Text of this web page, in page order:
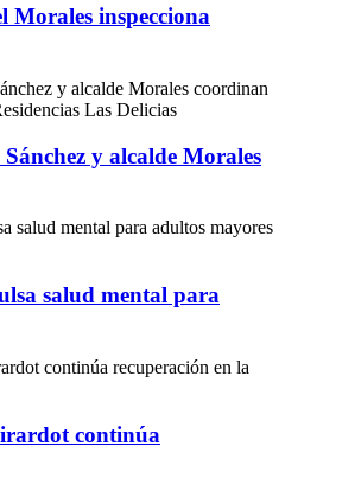
Morales inspecciona
y alcalde Morales
salud mental para
continúa